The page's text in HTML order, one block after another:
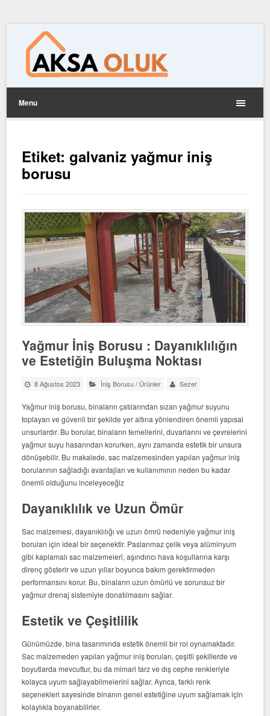
Menu
Etiket:galvaniz yağmur iniş
borusu
Yağmur İniş Borusu : Dayanıklılığın
ve Estetiğin Buluşma Noktası
8 Ağustos 2023 İniş Borusu/ Ürünler Sezer
Yağmur iniş borusu, binaların çatılarından sızan yağmur suyunu
toplayan ve güvenli bir şekilde yer altına yönlendiren önemli yapısal
unsurlardır. Bu borular, binaların temellerini, duvarlarını ve çevrelerini
yağmur suyu hasarından korurken, aynı zamanda estetik bir unsura
dönüşebilir. Bu makalede, sac malzemesinden yapılan yağmur iniş
borularının sağladığı avantajları ve kullanımının neden bu kadar
önemli olduğunu inceleyeceğiz
Dayanıklılık ve Uzun Ömür
Sac malzemesi, dayanıklılığı ve uzun ömrü nedeniyle yağmur iniş
boruları için ideal bir seçenektir. Paslanmaz çelik veya alüminyum
gibi kaplamalı sac malzemeleri, aşındırıcı hava koşullarına karşı
direnç gösterir ve uzun yıllar boyunca bakım gerektirmeden
performansını korur. Bu, binaların uzun ömürlü ve sorunsuz bir
yağmur drenaj sistemiyle donatılmasını sağlar.
Estetik ve Çeşitlilik
Günümüzde, bina tasarımında estetik önemli bir rol oynamaktadır.
Sac malzemeden yapılan yağmur iniş boruları, çeşitli şekillerde ve
boyutlarda mevcuttur, bu da mimari tarz ve dış cephe renkleriyle
kolayca uyum sağlayabilmelerini sağlar. Ayrıca, farklı renk
seçenekleri sayesinde binanın genel estetiğine uyum sağlamak için
kolaylıkla boyanabilirler.